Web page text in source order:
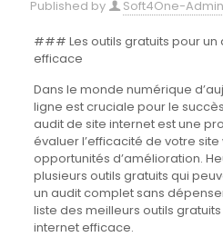
Published by Soft4One-Admin
### Les outils gratuits pour un
efficace
Dans le monde numérique
ligne est cruciale pour le
audit de site internet est une
évaluer l’efficacité de votre
opportunités d’amélioration.
plusieurs outils gratuits qui
un audit complet sans
liste des meilleurs outils
internet efficace.